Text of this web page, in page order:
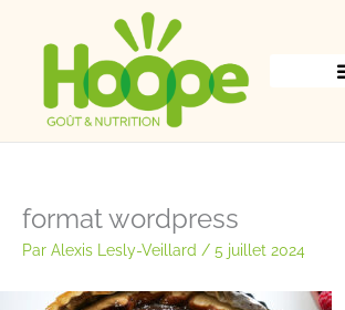
format wordpress
Par Alexis Lesly-Veillard / 5 juillet 2024